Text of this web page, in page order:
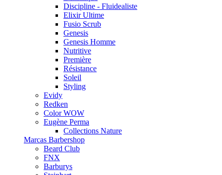
Discipline - Fluidealiste
Elixir Ultime
Fusio Scrub
Genesis
Genesis Homme
Nutritive
Première
Résistance
Soleil
Styling
Evidy
Redken
Color WOW
Eugène Perma
Collections Nature
Marcas Barbershop
Beard Club
FNX
Barburys